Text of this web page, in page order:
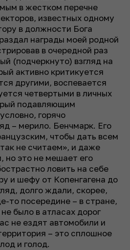
в жестком перечне
известных одному
в должности Бога
награды моей родной
в очередной раз
(подчеркнуто) взгляд на
активно критикуется
другими, воспевается
четвертыми в личных
подавляющим
горячо
– мерило. Бенчмарк. Его
чтобы дать всем
не считаем», и даже
но это не мешает его
ловить на себе
и шефу от Копенгагена до
долго ждали, скорее,
то посередине – в стране,
было в атласах дорог
не ездят автомобили и
– это сплошное
и голод.